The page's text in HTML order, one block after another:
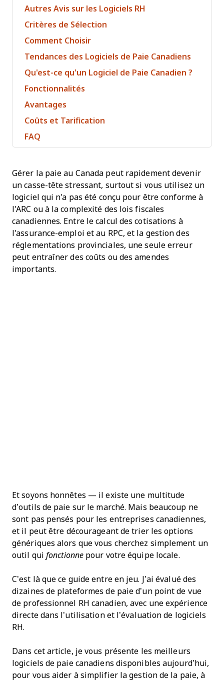
Autres Avis sur les Logiciels RH
Critères de Sélection
Comment Choisir
Tendances des Logiciels de Paie Canadiens
Qu'est-ce qu'un Logiciel de Paie Canadien ?
Fonctionnalités
Avantages
Coûts et Tarification
FAQ
Gérer la paie au Canada peut rapidement devenir
un casse-tête stressant, surtout si vous utilisez un
logiciel qui n'a pas été conçu pour être conforme à
l'ARC ou à la complexité des lois fiscales
canadiennes. Entre le calcul des cotisations à
l'assurance-emploi et au RPC, et la gestion des
réglementations provinciales, une seule erreur
peut entraîner des coûts ou des amendes
importants.
Et soyons honnêtes — il existe une multitude
d’outils de paie sur le marché. Mais beaucoup ne
sont pas pensés pour les entreprises canadiennes,
et il peut être décourageant de trier les options
génériques alors que vous cherchez simplement un
outil qui fonctionne pour votre équipe locale.
C’est là que ce guide entre en jeu. J’ai évalué des
dizaines de plateformes de paie d’un point de vue
de professionnel RH canadien, avec une expérience
directe dans l’utilisation et l’évaluation de logiciels
RH.
Dans cet article, je vous présente les meilleurs
logiciels de paie canadiens disponibles aujourd’hui,
pour vous aider à simplifier la gestion de la paie, à